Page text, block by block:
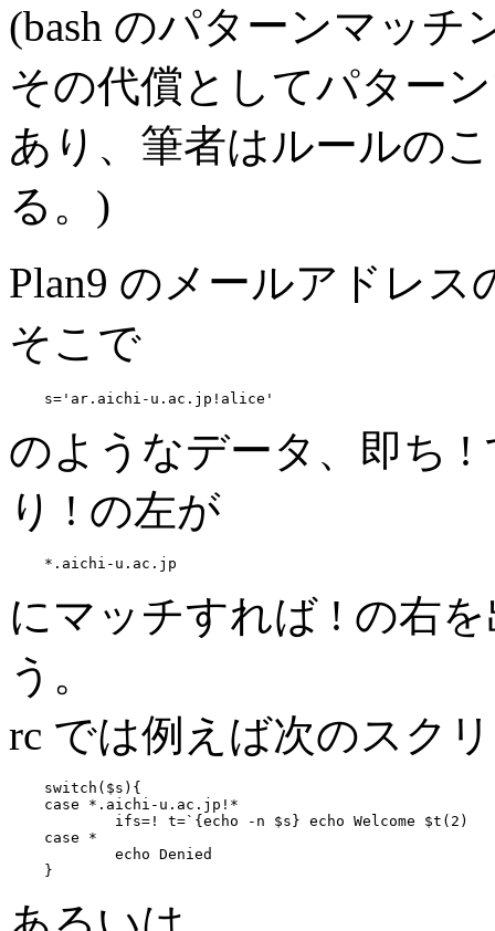
(bash のパターンマッチ
その代償としてパター
あり、筆者はルールの
る。)
Plan9 のメールアドレス
そこで
のようなデータ、即ち !
り ! の左が
にマッチすれば ! の右
う。
rc では例えば次のスク
switch($s){
case *.aichi-u.ac.jp!*
case *